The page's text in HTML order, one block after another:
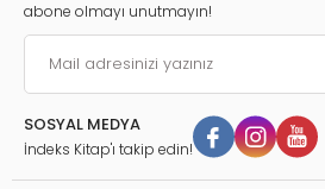
abone olmayı unutmayın!
SOSYAL MEDYA
İndeks Kitap'ı takip edin!